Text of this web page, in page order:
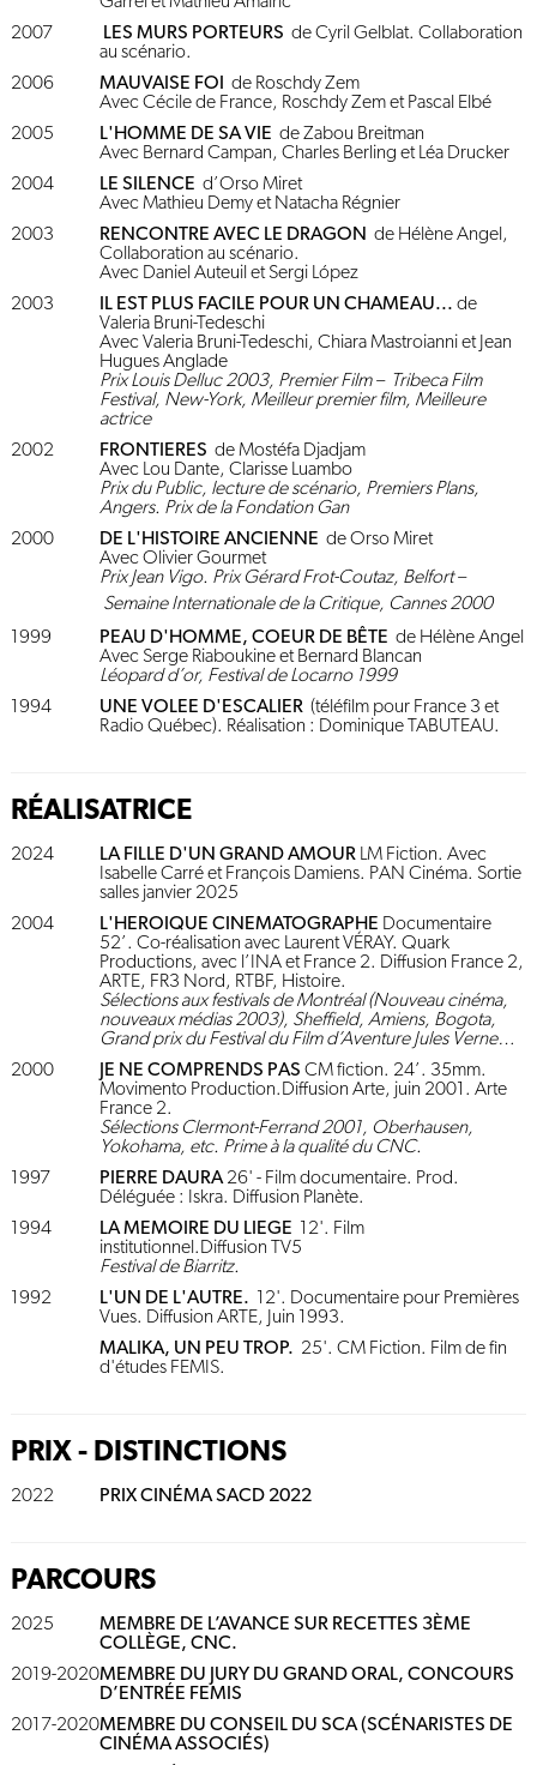
2007
LES MURS PORTEURS de Cyril Gelblat. Collaboration
au scénario.
2006
MAUVAISE FOI
de Roschdy Zem
Avec Cécile de France, Roschdy Zem et Pascal Elbé
2005
L'HOMME DE SA VIE de Zabou Breitman
Avec Bernard Campan, Charles Berling et Léa Drucker
2004
LE SILENCE d’Orso Miret
Avec Mathieu Demy et Natacha Régnier
2003
RENCONTRE AVEC LE DRAGON de Hélène Angel,
Collaboration au scénario.
Avec Daniel Auteuil et Sergi López
2003
IL EST PLUS FACILE POUR UN CHAMEAU... de
Valeria Bruni-Tedeschi
Avec Valeria Bruni-Tedeschi, Chiara Mastroianni et Jean
Hugues Anglade
Prix Louis Delluc 2003, Premier Film – Tribeca Film
Festival, New-York, Meilleur premier film, Meilleure
actrice
2002
FRONTIERES de Mostéfa Djadjam
Avec Lou Dante, Clarisse Luambo
Prix du Public, lecture de scénario, Premiers Plans,
Angers. Prix de la Fondation Gan
2000
DE L'HISTOIRE ANCIENNE de Orso Miret
Avec Olivier Gourmet
Prix Jean Vigo. Prix Gérard Frot-Coutaz, Belfort –
Semaine Internationale de la Critique, Cannes 2000
1999
PEAU D'HOMME, COEUR DE BÊTE de Hélène Angel
Avec Serge Riaboukine et Bernard Blancan
Léopard d’or, Festival de Locarno 1999
1994
UNE VOLEE D'ESCALIER (téléfilm pour France 3 et
Radio Québec). Réalisation : Dominique TABUTEAU.
RÉALISATRICE
2024 LA FILLE D'UN GRAND AMOURLM Fiction. Avec
Isabelle Carré et François Damiens. PAN Cinéma. Sortie
salles janvier 2025
2004
L'HEROIQUE CINEMATOGRAPHE Documentaire
52’. Co-réalisation avec Laurent VÉRAY. Quark
Productions, avec l’INA et France 2. Diffusion France 2,
ARTE, FR3 Nord, RTBF, Histoire.
Sélections aux festivals de Montréal (Nouveau cinéma,
nouveaux médias 2003), Sheffield, Amiens, Bogota,
Grand prix du Festival du Film d’Aventure Jules Verne…
2000
JE NE COMPRENDS PAS CM fiction. 24’. 35mm.
Movimento Production.Diffusion Arte, juin 2001. Arte
France 2.
Sélections Clermont-Ferrand 2001, Oberhausen,
Yokohama, etc. Prime à la qualité du CNC.
1997
PIERRE DAURA26' - Film documentaire. Prod.
Déléguée : Iskra. Diffusion Planète.
1994
LA MEMOIRE DU LIEGE 12'. Film
institutionnel.Diffusion TV5
Festival de Biarritz.
1992
L'UN DE L'AUTRE.
12'. Documentaire pour Premières
Vues. Diffusion ARTE, Juin 1993.
MALIKA, UN PEU TROP. 25'. CM Fiction. Film de fin
d'études FEMIS.
PRIX - DISTINCTIONS
2022 PRIX CINÉMA SACD 2022
PARCOURS
2025
MEMBRE DE L’AVANCE SUR RECETTES 3ÈME
COLLÈGE, CNC.
2019-2020MEMBRE DU JURY DU GRAND ORAL, CONCOURS
D’ENTRÉE FEMIS
2017-2020MEMBRE DU CONSEIL DU SCA (SCÉNARISTES DE
CINÉMA ASSOCIÉS)